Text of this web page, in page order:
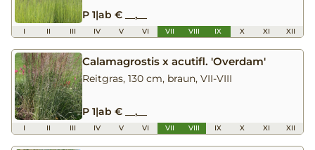
P 1|ab € __,__
I II III IV V VI VII VIII IX X XI XII
Calamagrostis x acutifl. 'Overdam'
Reitgras, 130 cm, braun, VII-VIII
P 1|ab € __,__
I II III IV V VI VII VIII IX X XI XII